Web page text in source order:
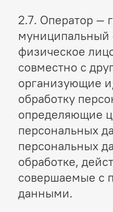
2.7. Оператор —
муниципальный
физическое
совместно с
организующие
обработку
определяющие
персональных
персональных
обработке,
совершаемые с
данными.